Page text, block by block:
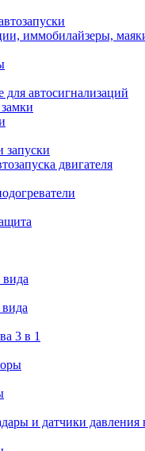
иммобилайзеры,
автосигнализаций
запуски
двигателя
вида
3 в 1
и датчики